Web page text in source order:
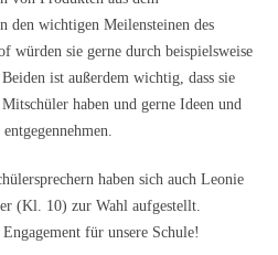
den wichtigen Meilensteinen des
würden sie gerne durch beispielsweise
ist außerdem wichtig, dass sie
haben und gerne Ideen und
haben sich auch Leonie
(Kl. 10) zur Wahl aufgestellt.
für unsere Schule!